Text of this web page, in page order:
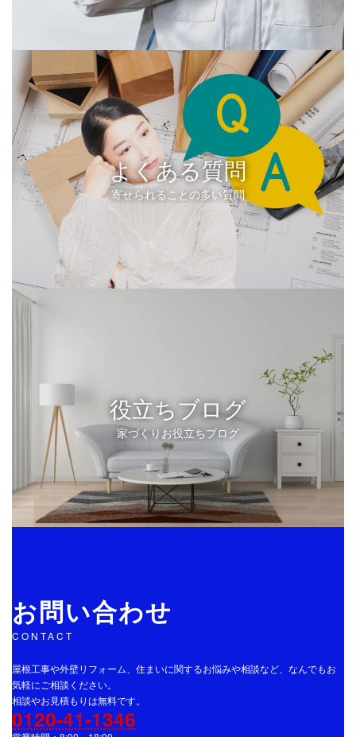
よくある質問
寄せられることの多い質問
役立ちブログ
家づくりお役立ちブログ
お問い合わせ
CONTACT
屋根工事や外壁リフォーム、住まいに関するお悩みや相談など、なんでもお
気軽にご相談ください。
相談やお見積もりは無料です。
0120-41-1346